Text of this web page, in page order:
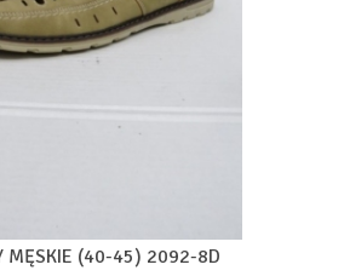
MĘSKIE (40-45) 2092-8D